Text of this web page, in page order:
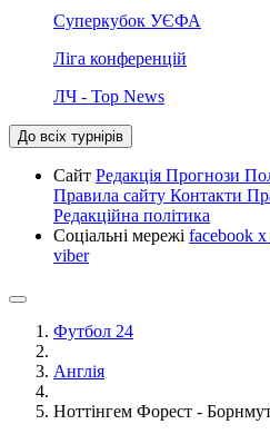
Суперкубок УЄФА
Ліга конференцій
ЛЧ - Top News
До всіх турнірів
Сайт Редакція Прогнози
Правила сайту Контакти
Редакційна політика
Соціальні мережі facebook x
viber
Футбол 24
Англія
Ноттінгем Форест -